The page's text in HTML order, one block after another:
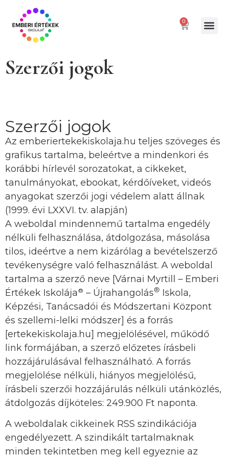
0
Szerzői jogok
Szerzői jogok
Az emberiertekekiskolaja.hu teljes szöveges és
grafikus tartalma, beleértve a mindenkori és
korábbi hírlevél sorozatokat, a cikkeket,
tanulmányokat, ebookat, kérdőíveket, videós
anyagokat szerzői jogi védelem alatt állnak
(1999. évi LXXVI. tv. alapján)
A weboldal mindennemű tartalma engedély
nélküli felhasználása, átdolgozása, másolása
tilos, ideértve a nem kizárólag a bevételszerző
tevékenységre való felhasználást. A weboldal
tartalma a szerző neve [Várnai Myrtill – Emberi
Értékek Iskolája ® – Újrahangolás® Iskola,
Képzési, Tanácsadói és Módszertani Központ
és szellemi-lelki módszer] és a forrás
[ertekekiskolaja.hu] megjelölésével, működő
link formájában, a szerző előzetes írásbeli
hozzájárulásával felhasználható. A forrás
megjelölése nélküli, hiányos megjelölésű,
írásbeli szerzői hozzájárulás nélküli utánközlés,
átdolgozás díjköteles: 249.900 Ft naponta.
A weboldalak cikkeinek RSS szindikációja
engedélyezett. A szindikált tartalmaknak
minden tekintetben meg kell egyeznie az